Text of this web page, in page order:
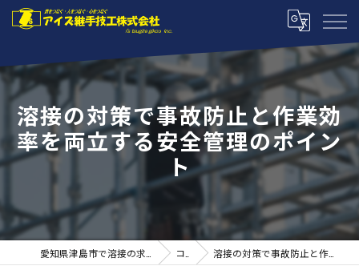
溶接の対策で事故防止と作業効
率を両立する安全管理のポイン
ト
コラム 溶接の対策で事故防止と作業効率を両立する安全管理のポイント